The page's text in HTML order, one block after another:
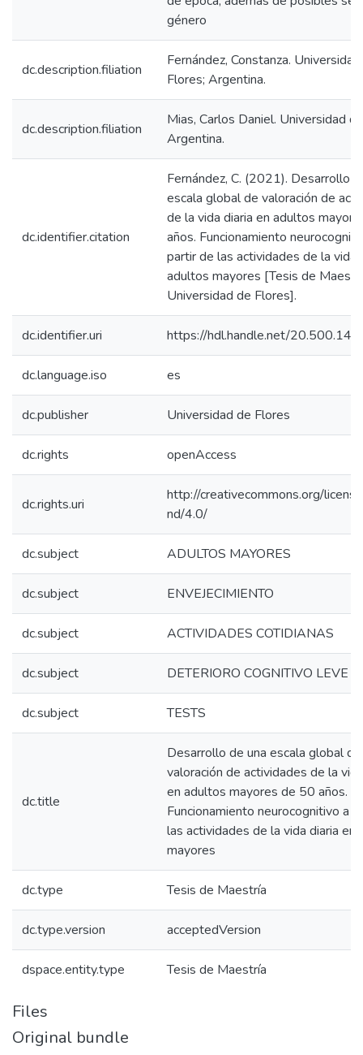
género
dc.description.filiation
Fernández, Constanza.
Flores; Argentina.
dc.description.filiation
Mias, Carlos Daniel. Universidad
Argentina.
dc.identifier.citation
Fernández, C. (2021). Desarrollo
escala global de valoración de
de la vida diaria en adultos
años. Funcionamiento
partir de las actividades de la vida
adultos mayores [Tesis de
Universidad de Flores].
dc.identifier.uri https://hdl.handle.net/
dc.language.iso es
dc.publisher Universidad de Flores
dc.rights openAccess
dc.rights.uri
http://creativecommons.org/
nd/4.0/
dc.subject ADULTOS MAYORES
dc.subject ENVEJECIMIENTO
dc.subject ACTIVIDADES COTIDIANAS
dc.subject DETERIORO COGNITIVO LEVE
dc.subject TESTS
dc.title
Desarrollo de una escala global de
valoración de actividades de la
en adultos mayores de 50 años.
Funcionamiento neurocognitivo a
las actividades de la vida diaria en
mayores
dc.type Tesis de Maestría
dc.type.version acceptedVersion
dspace.entity.type Tesis de Maestría
Files
Original bundle